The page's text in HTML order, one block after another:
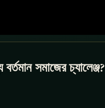
সমাজের চ্যালেঞ্জ?